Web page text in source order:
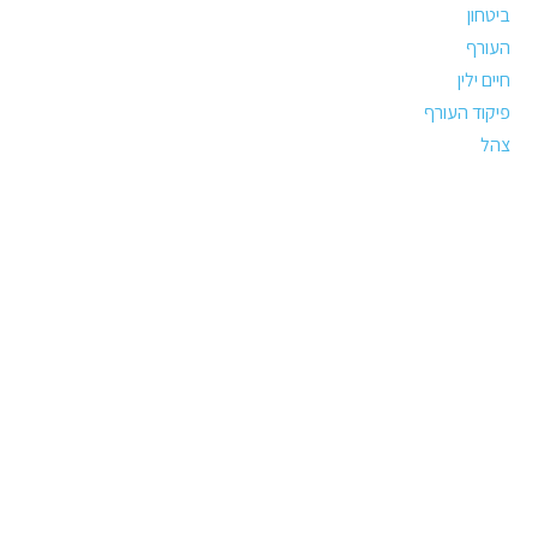
ביטחון
העורף
חיים ילין
פיקוד העורף
צהל